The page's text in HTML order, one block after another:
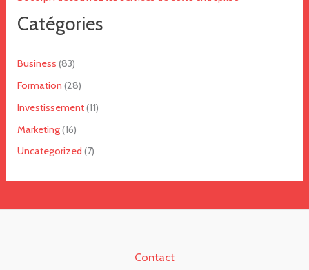
Catégories
Business (83)
Formation (28)
Investissement(11)
Marketing(16)
Uncategorized (7)
Contact